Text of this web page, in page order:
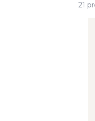
21